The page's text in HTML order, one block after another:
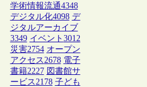
学術情報流通4348
デジタル化4098 デ
ジタルアーカイブ
3349 イベント 3012
災害2754 オープン
アクセス 2678 電子
書籍2227 図書館サ
ービス 2178 子ども